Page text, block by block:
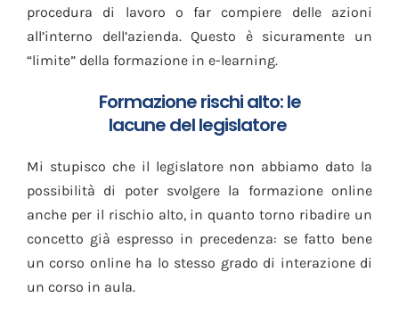
procedura di lavoro o far compiere delle azioni
all’interno dell’azienda.Questo è sicuramente un
“limite” della formazione in e-learning.
Formazione rischi alto: le
lacune del legislatore
Mi stupisco che il legislatore non abbiamo dato la
possibilità di poter svolgere la formazione online
anche per il rischio alto, in quanto torno ribadire un
concetto già espresso in precedenza: se fatto bene
un corso online ha lo stesso grado di interazione di
un corso in aula.